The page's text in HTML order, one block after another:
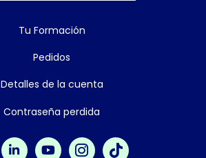
Tu Formación
Pedidos
Detalles de la cuenta
Contraseña perdida